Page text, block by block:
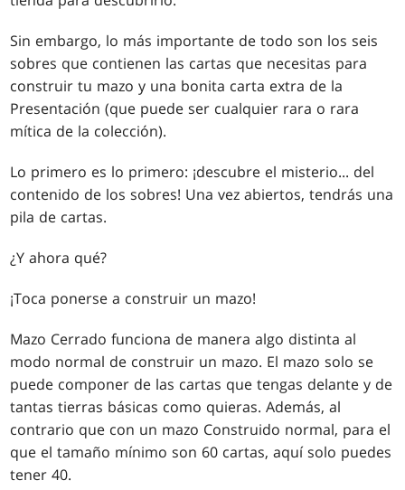
Sin embargo, lo más importante de todo son los seis
sobres que contienen las cartas que necesitas para
construir tu mazo y una bonita carta extra de la
Presentación (que puede ser cualquier rara o rara
mítica de la colección).
Lo primero es lo primero: ¡descubre el misterio... del
contenido de los sobres! Una vez abiertos, tendrás una
pila de cartas.
¿Y ahora qué?
¡Toca ponerse a construir un mazo!
Mazo Cerrado funciona de manera algo distinta al
modo normal de construir un mazo. El mazo solo se
puede componer de las cartas que tengas delante y de
tantas tierras básicas como quieras. Además, al
contrario que con un mazo Construido normal, para el
que el tamaño mínimo son 60 cartas, aquí solo puedes
tener 40.